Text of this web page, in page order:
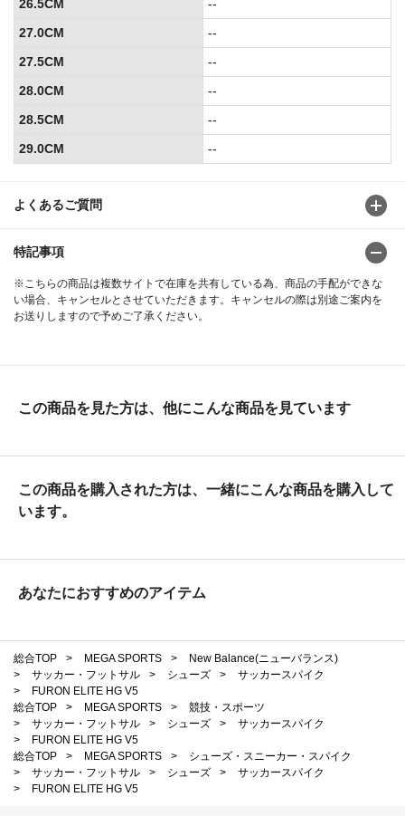
よくあるご質問
特記事項
※こちらの商品は複数サイトで在庫を共有している為、商品の手配ができな
い場合、キャンセルとさせていただきます。キャンセルの際は別途ご案内を
お送りしますので予めご了承ください。
26.5CM
--
27.0CM
--
27.5CM
--
28.0CM
--
28.5CM
--
29.0CM
--
この商品を見た方は、他にこんな商品を見ています
この商品を購入された方は、一緒にこんな商品を購入して
います。
あなたにおすすめのアイテム
総合TOP > MEGA SPORTS >
New Balance(ニューバランス)
>
サッカー・フットサル > シューズ >
サッカースパイク
>
FURON ELITE HG V5
総合TOP
> MEGA SPORTS >
競技・スポーツ
>
サッカー・フットサル > シューズ >
サッカースパイク
>
FURON ELITE HG V5
総合TOP
> MEGA SPORTS >
シューズ・スニーカー・スパイク
>
サッカー・フットサル > シューズ >
サッカースパイク
>
FURON ELITE HG V5